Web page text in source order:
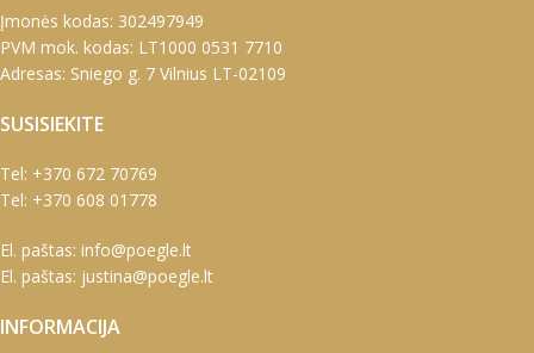
Įmonės kodas: 302497949
PVM mok. kodas: LT1000 0531 7710
Adresas: Sniego g. 7 Vilnius LT-02109
SUSISIEKITE
Tel: +370 672 70769
Tel: +370 608 01778
El. paštas: info@poegle.lt
El. paštas: justina@poegle.lt
INFORMACIJA